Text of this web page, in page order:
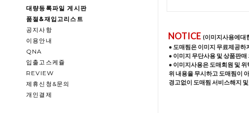
대량등록파일 게시판
품절&재입고리스트
공지사항
이용안내
QNA
입출고스케쥴
REVIEW
제휴신청&문의
개인결제
NOTICE (이미지사용에대
• 도매찜은 이미지 무료제공
• 이미지 무단사용 및 상품판
• 이미지사용은 도매회원 및
위 내용을 무시하고 도매찜이
경고없이 도매찜 서비스해지